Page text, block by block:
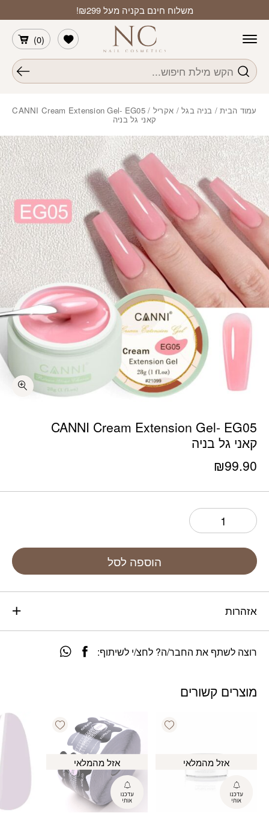
משלוח חינם בקניה מעל ₪299!
חיפוש
(
0
)
הרשימה שלי
עמוד הבית/ בניה בגל / אקריל / CANNI Cream Extension Gel- EG05
קאני גל בניה
CANNI Cream Extension Gel- EG05
קאני גל בניה
₪99.90
הוספה לסל
אזהרות
רוצה לשתף את החבר/ה? לחצ/י לשיתוף:
מוצרים קשורים
Add wishlist
אזל מהמלאי
Add wishlist
אזל מהמלאי